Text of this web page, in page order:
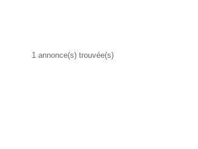
1 annonce(s) trouvée(s)